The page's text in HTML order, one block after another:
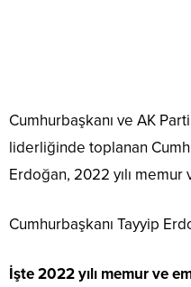
Cumhurbaşkanı ve AK
liderliğinde toplanan
Erdoğan, 2022 yılı memur
Cumhurbaşkanı Tayyip
İşte 2022 yılı memur ve